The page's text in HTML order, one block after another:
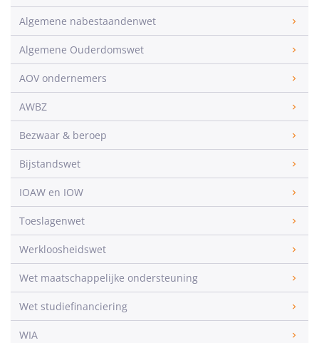
Algemene nabestaandenwet
Algemene Ouderdomswet
AOV ondernemers
AWBZ
Bezwaar & beroep
Bijstandswet
IOAW en IOW
Toeslagenwet
Werkloosheidswet
Wet maatschappelijke ondersteuning
Wet studiefinanciering
WIA